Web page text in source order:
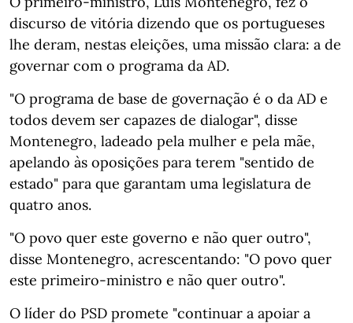
discurso de vitória dizendo que os portugueses
lhe deram, nestas eleições, uma missão clara: a de
governar com o programa da AD.
"O programa de base de governação é o da AD e
todos devem ser capazes de dialogar", disse
Montenegro, ladeado pela mulher e pela mãe,
apelando às oposições para terem "sentido de
estado" para que garantam uma legislatura de
quatro anos.
"O povo quer este governo e não quer outro",
disse Montenegro, acrescentando: "O povo quer
este primeiro-ministro e não quer outro".
O líder do PSD promete "continuar a apoiar a